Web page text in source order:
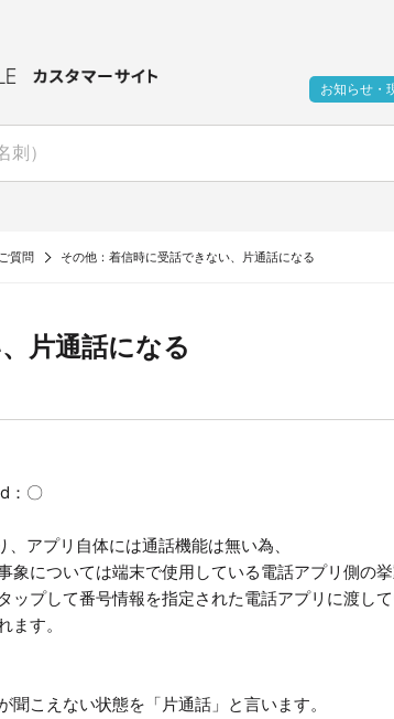
お知らせ・
質問 その他：着信時に受話できない、片通話になる
片通話になる
：〇
アプリ自体には通話機能は無い為、
象については端末で使用している電話アプリ側の挙
プして番号情報を指定された電話アプリに渡して
ます。
こえない状態を「片通話」と言います。